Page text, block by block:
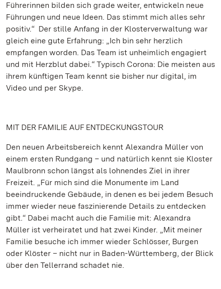
Führerinnen bilden sich grade weiter, entwickeln neue
Führungen und neue Ideen. Das stimmt mich alles sehr
positiv.“ Der stille Anfang in der Klosterverwaltung war
gleich eine gute Erfahrung: „Ich bin sehr herzlich
empfangen worden. Das Team ist unheimlich engagiert
und mit Herzblut dabei.“ Typisch Corona: Die meisten aus
ihrem künftigen Team kennt sie bisher nur digital, im
Video und per Skype.
MIT DER FAMILIE AUF ENTDECKUNGSTOUR
Den neuen Arbeitsbereich kennt Alexandra Müller von
einem ersten Rundgang – und natürlich kennt sie Kloster
Maulbronn schon längst als lohnendes Ziel in ihrer
Freizeit. „Für mich sind die Monumente im Land
beeindruckende Gebäude, in denen es bei jedem Besuch
immer wieder neue faszinierende Details zu entdecken
gibt.“ Dabei macht auch die Familie mit: Alexandra
Müller ist verheiratet und hat zwei Kinder. „Mit meiner
Familie besuche ich immer wieder Schlösser, Burgen
oder Klöster – nicht nur in Baden-Württemberg, der Blick
über den Tellerrand schadet nie.